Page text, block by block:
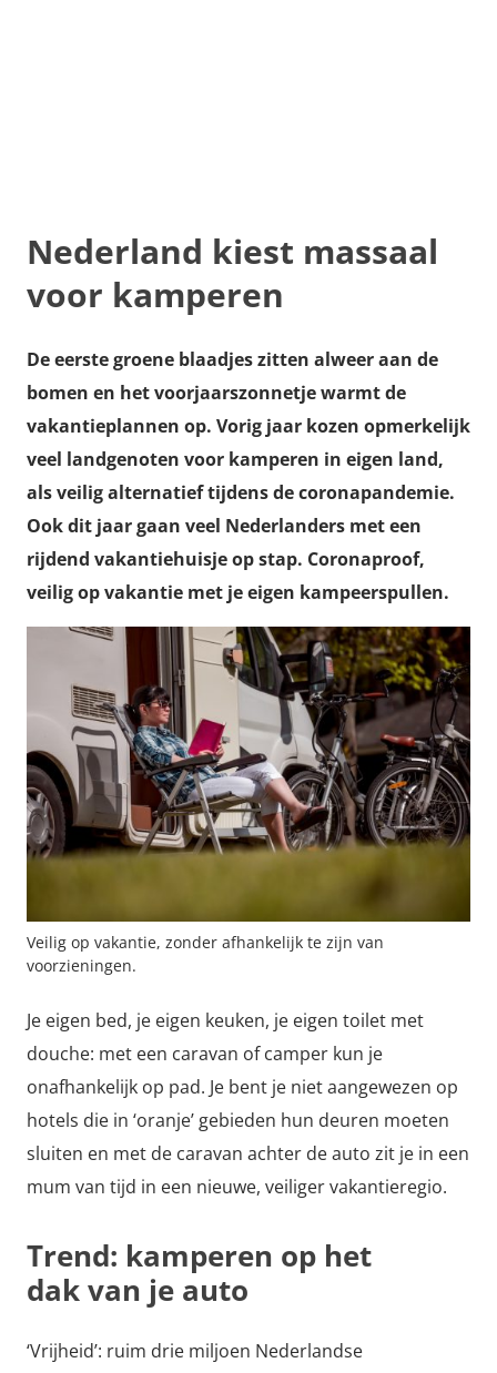
Nederland kiest massaal
voor kamperen
De eerste groene blaadjes zitten alweer aan de
bomen en het voorjaarszonnetje warmt de
vakantieplannen op. Vorig jaar kozen opmerkelijk
veel landgenoten voor kamperen in eigen land,
als veilig alternatief tijdens de coronapandemie.
Ook dit jaar gaan veel Nederlanders met een
rijdend vakantiehuisje op stap. Coronaproof,
veilig op vakantie met je eigen kampeerspullen.
Veilig op vakantie, zonder afhankelijk te zijn van
voorzieningen.
Je eigen bed, je eigen keuken, je eigen toilet met
douche: met een caravan of camper kun je
onafhankelijk op pad. Je bent je niet aangewezen op
hotels die in ‘oranje’ gebieden hun deuren moeten
sluiten en met de caravan achter de auto zit je in een
mum van tijd in een nieuwe, veiliger vakantieregio.
Trend: kamperen op het
dak van je auto
‘Vrijheid’: ruim drie miljoen Nederlandse